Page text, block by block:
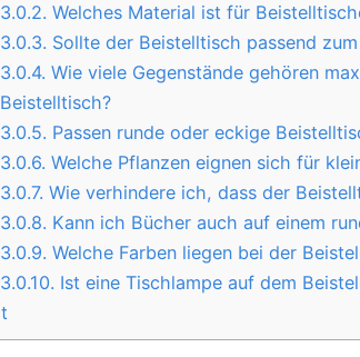
3.0.2. Welches Material ist für
3.0.3. Sollte der Beistelltisch passend
3.0.4. Wie viele Gegenstände gehören
Beistelltisch?
3.0.5. Passen runde oder eckige
3.0.6. Welche Pflanzen eignen sich für
3.0.7. Wie verhindere ich, dass der
3.0.8. Kann ich Bücher auch auf einem
3.0.9. Welche Farben liegen bei der
3.0.10. Ist eine Tischlampe auf dem